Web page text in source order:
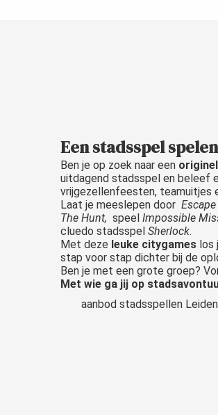
Een stadsspel
Ben je op zoek naar een
uitdagend stadsspel en beleef
vrijgezellenfeesten, teamuitjes
Laat je meeslepen door
The Hunt, speel Impossible
cluedo stadsspel Sherlock.
Met deze leuke citygames los
stap voor stap dichter bij de
Ben je met een grote groep?
Met wie ga jij op
aanbod stadsspellen Leiden